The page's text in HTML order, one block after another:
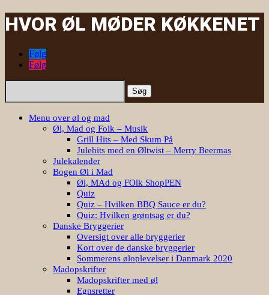
HVOR ØL MØDER KØKKENET
Følg
Følg
Søg
Menu over øl og mad
Øl, Mad og Folk – Musik
Grill Hits – Med Skum På
Julehits med en Øltwist – Merry Beermas
Julekalender
Bogen Øl i Mad
Øl, MAd og FOlk ShopPEN
Quiz
Quiz – Hvilken BBQ Sauce er du?
Quiz: Hvilken grøntsag er du?
Danske Bryggerier
Oversigt over alle bryggerier
Kort over de danske bryggerier
Sommerens øloplevelser i Danmark 2020
Madopskrifter
Madopskrifter med øl
Egnsretter